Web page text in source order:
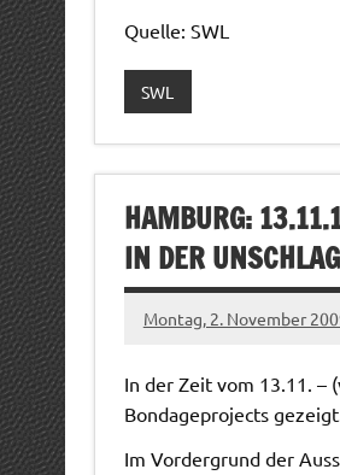
Quelle: SWL
SWL
HAMBURG:
IN DER
Montag, 2. November
In der Zeit vom 13.11. –
Bondageprojects
Im Vordergrund der